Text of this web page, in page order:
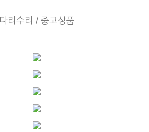
다리수리 / 중고상품